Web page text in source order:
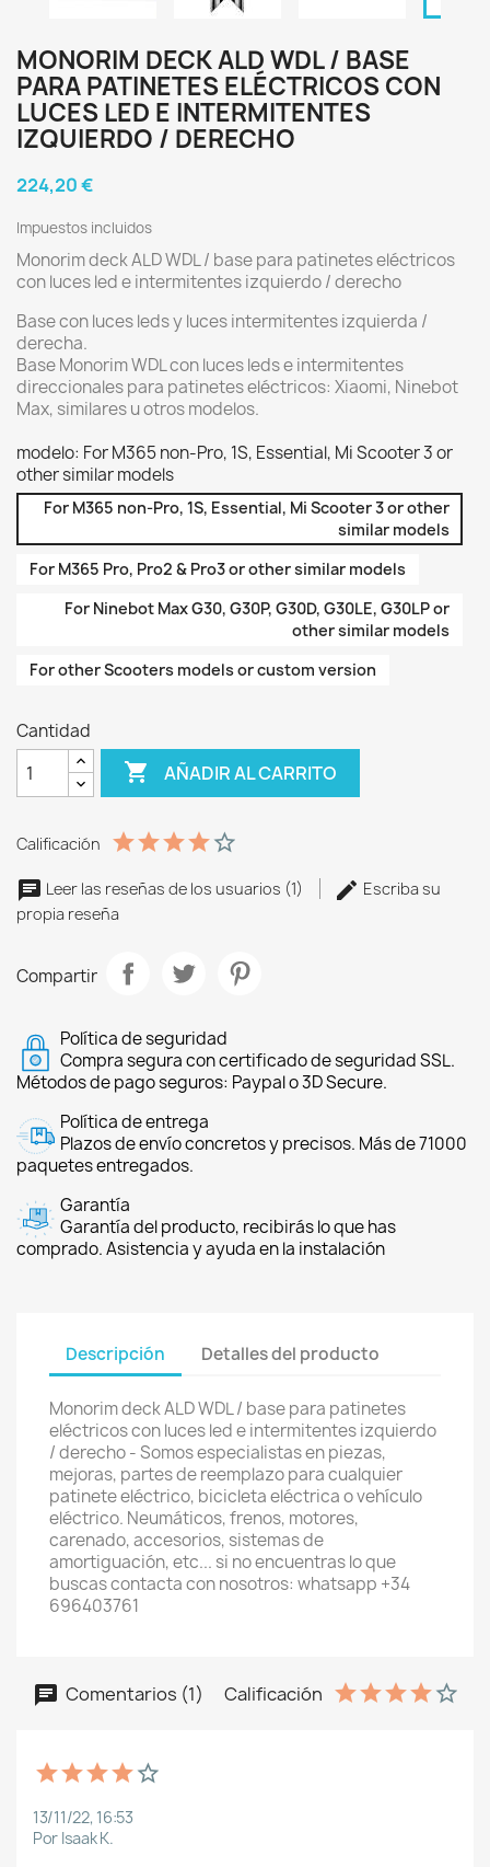
MONORIM DECK ALD WDL / BASE
PARA PATINETES ELÉCTRICOS CON
LUCES LED E INTERMITENTES
IZQUIERDO / DERECHO
224,20 €
Impuestos incluidos
Monorim deck ALD WDL / base para patinetes eléctricos
con luces led e intermitentes izquierdo / derecho
Base con luces leds y luces intermitentes izquierda /
derecha.
Base Monorim WDL con luces leds e intermitentes
direccionales para patinetes eléctricos: Xiaomi, Ninebot
Max, similares u otros modelos.
modelo: For M365 non-Pro, 1S, Essential, Mi Scooter 3 or
other similar models
For M365 non-Pro, 1S, Essential, Mi Scooter 3 or other
similar models
For M365 Pro, Pro2 & Pro3 or other similar models
For Ninebot Max G30, G30P, G30D, G30LE, G30LP or
other similar models
For other Scooters models or custom version
Cantidad
 AÑADIR AL CARRITO
Calificación
Leer las reseñas de los usuarios (1)
Escriba su
propia reseña
Compartir
Política de seguridad
Compra segura con certificado de seguridad SSL.
Métodos de pago seguros: Paypal o 3D Secure.
Política de entrega
Plazos de envío concretos y precisos. Más de 71000
paquetes entregados.
Garantía
Garantía del producto, recibirás lo que has
comprado. Asistencia y ayuda en la instalación
Descripción Detalles del producto
Monorim deck ALD WDL / base para patinetes
eléctricos con luces led e intermitentes izquierdo
/ derecho - Somos especialistas en piezas,
mejoras, partes de reemplazo para cualquier
patinete eléctrico, bicicleta eléctrica o vehículo
eléctrico. Neumáticos, frenos, motores,
carenado, accesorios, sistemas de
amortiguación, etc... si no encuentras lo que
buscas contacta con nosotros: whatsapp +34
696403761
Comentarios (1) Calificación
13/11/22, 16:53
Por Isaak K.